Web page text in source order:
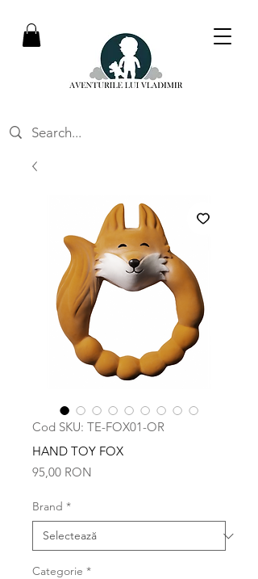
Cod SKU: TE-FOX01-OR
HAND TOY FOX
95,00 RON
Brand *
Categorie *